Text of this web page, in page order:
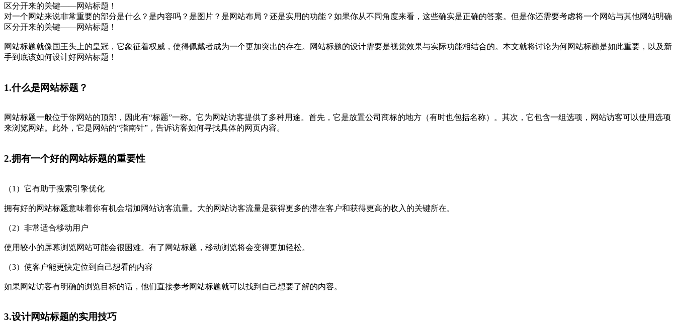
区分开来的关键——网站标题！
对一个网站来说非常重要的部分是什么？是内容吗？是图片？是网站布局？还是实用的功能？如果你从不同角度来看，这些确实是正确的答案。但是你还需要考虑将一个网站与其他网站明确
区分开来的关键——网站标题！
网站标题就像国王头上的皇冠，它象征着权威，使得佩戴者成为一个更加突出的存在。网站标题的设计需要是视觉效果与实际功能相结合的。本文就将讨论为何网站标题是如此重要，以及新
手到底该如何设计好网站标题！
1.什么是网站标题？
网站标题一般位于你网站的顶部，因此有“标题”一称。它为网站访客提供了多种用途。首先，它是放置公司商标的地方（有时也包括名称）。其次，它包含一组选项，网站访客可以使用选项
来浏览网站。此外，它是网站的“指南针”，告诉访客如何寻找具体的网页内容。
2.拥有一个好的网站标题的重要性
（1）它有助于搜索引擎优化
拥有好的网站标题意味着你有机会增加网站访客流量。大的网站访客流量是获得更多的潜在客户和获得更高的收入的关键所在。
（2）非常适合移动用户
使用较小的屏幕浏览网站可能会很困难。有了网站标题，移动浏览将会变得更加轻松。
（3）使客户能更快定位到自己想看的内容
如果网站访客有明确的浏览目标的话，他们直接参考网站标题就可以找到自己想要了解的内容。
3.设计网站标题的实用技巧